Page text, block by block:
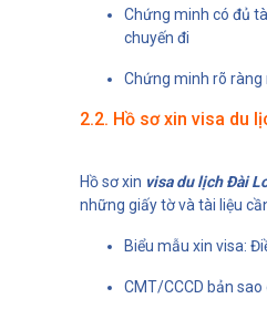
Chứng minh có đủ
chuyến đi
Chứng minh rõ ràng
2.2. Hồ sơ xin visa du
Hồ sơ xin visa du lịch Đài
những giấy tờ và tài liệu
Biểu mẫu xin visa:
CMT/CCCD bản